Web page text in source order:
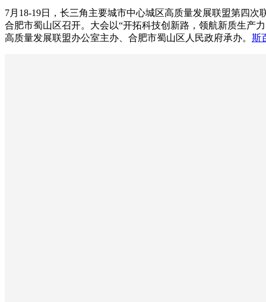
7月18-19日，长三角主要城市中心城区高质量发展联盟第四
合肥市蜀山区召开。大会以“开拓科技创新路，领航新质生产
高质量发展联盟办公室主办、合肥市蜀山区人民政府承办。 斯